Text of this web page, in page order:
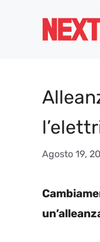
Agosto 19,